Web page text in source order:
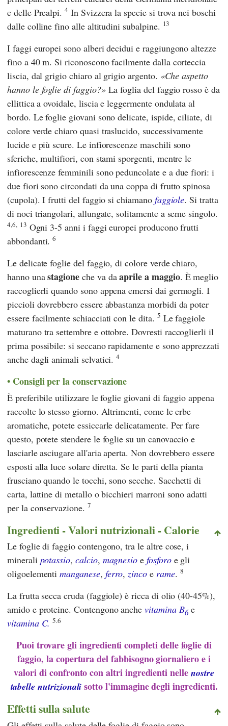
e delle Prealpi.4 In Svizzera la specie si trova nei boschi
dalle colline fino alle altitudini subalpine. 13
I faggi europei sono alberi decidui e raggiungono altezze
fino a 40 m. Si riconoscono facilmente dalla corteccia
liscia, dal grigio chiaro al grigio argento.
Che aspetto
hanno le foglie di faggio? La foglia del faggio rosso è da
ellittica a ovoidale, liscia e leggermente ondulata al
bordo. Le foglie giovani sono delicate, ispide, ciliate, di
colore verde chiaro quasi traslucido, successivamente
lucide e più scure. Le infiorescenze maschili sono
sferiche, multifiori, con stami sporgenti, mentre le
infiorescenze femminili sono peduncolate e a due fiori: i
due fiori sono circondati da una coppa di frutto spinosa
(cupola). I frutti del faggio si chiamano faggiole. Si tratta
di noci triangolari, allungate, solitamente a seme singolo.
4,6, 13 Ogni 3-5 anni i faggi europei producono frutti
abbondanti.6
Le delicate foglie del faggio, di colore verde chiaro,
hanno unastagione che va daaprile a maggio. È meglio
raccoglierli quando sono appena emersi dai germogli. I
piccioli dovrebbero essere abbastanza morbidi da poter
essere facilmente schiacciati con le dita. 5 Le faggiole
maturano tra settembre e ottobre. Dovresti raccoglierli il
prima possibile: si seccano rapidamente e sono apprezzati
anche dagli animali selvatici.4
Consigli per la conservazione
È preferibile utilizzare le foglie giovani di faggio appena
raccolte lo stesso giorno. Altrimenti, come le erbe
aromatiche, potete essiccarle delicatamente. Per fare
questo, potete stendere le foglie su un canovaccio e
lasciarle asciugare all'aria aperta. Non dovrebbero essere
esposti alla luce solare diretta. Se le parti della pianta
frusciano quando le tocchi, sono secche. Sacchetti di
carta, lattine di metallo o bicchieri marroni sono adatti
per la conservazione. 7
Ingredienti - Valori nutrizionali - Calorie
Le foglie di faggio contengono, tra le altre cose, i
minerali potassio, calcio, magnesio efosforoe gli
oligoelementimanganese, ferro,zinco e rame. 8
La frutta secca cruda (faggiole) è ricca di olio (40-45%),
amido e proteine. Contengono anchevitamina B6e
vitamina C. 5.6
Puoi trovare gli ingredienti completi delle foglie di
faggio, la copertura del fabbisogno giornaliero e i
valori di confronto con altri ingredienti nelle nostre
tabelle nutrizionali sotto l'immagine degli ingredienti.
Effetti sulla salute